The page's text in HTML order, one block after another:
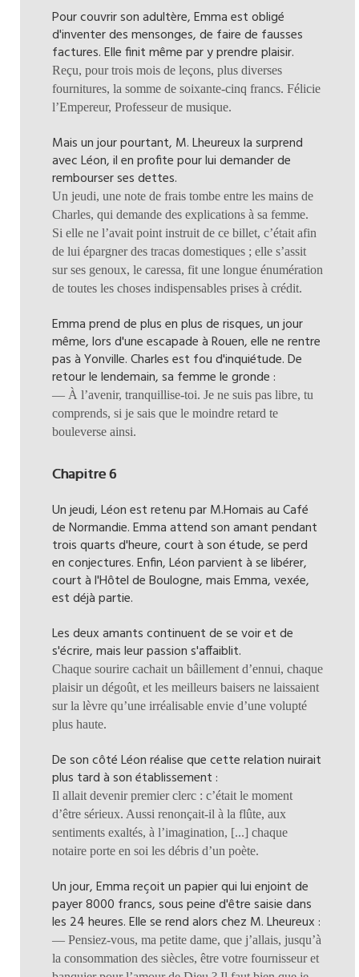
Pour couvrir son adultère, Emma est obligé
d'inventer des mensonges, de faire de fausses
factures. Elle finit même par y prendre plaisir.
Reçu, pour trois mois de leçons, plus diverses
fournitures, la somme de soixante-cinq francs. Félicie
l’Empereur, Professeur de musique.
Mais un jour pourtant, M. Lheureux la surprend
avec Léon, il en profite pour lui demander de
rembourser ses dettes.
Un jeudi, une note de frais tombe entre les mains de
Charles, qui demande des explications à sa femme.
Si elle ne l’avait point instruit de ce billet, c’était afin
de lui épargner des tracas domestiques ; elle s’assit
sur ses genoux, le caressa, fit une longue énumération
de toutes les choses indispensables prises à crédit.
Emma prend de plus en plus de risques, un jour
même, lors d'une escapade à Rouen, elle ne rentre
pas à Yonville. Charles est fou d'inquiétude. De
retour le lendemain, sa femme le gronde :
— À l’avenir, tranquillise-toi. Je ne suis pas libre, tu
comprends, si je sais que le moindre retard te
bouleverse ainsi.
Chapitre 6
Un jeudi, Léon est retenu par M.Homais au Café
de Normandie. Emma attend son amant pendant
trois quarts d'heure, court à son étude, se perd
en conjectures. Enfin, Léon parvient à se libérer,
court à l'Hôtel de Boulogne, mais Emma, vexée,
est déjà partie.
Les deux amants continuent de se voir et de
s'écrire, mais leur passion s'affaiblit.
Chaque sourire cachait un bâillement d’ennui, chaque
plaisir un dégoût, et les meilleurs baisers ne laissaient
sur la lèvre qu’une irréalisable envie d’une volupté
plus haute.
De son côté Léon réalise que cette relation nuirait
plus tard à son établissement :
Il allait devenir premier clerc : c’était le moment
d’être sérieux. Aussi renonçait-il à la flûte, aux
sentiments exaltés, à l’imagination, [...] chaque
notaire porte en soi les débris d’un poète.
Un jour, Emma reçoit un papier qui lui enjoint de
payer 8000 francs, sous peine d'être saisie dans
les 24 heures. Elle se rend alors chez M. Lheureux :
— Pensiez-vous, ma petite dame, que j’allais, jusqu’à
la consommation des siècles, être votre fournisseur et